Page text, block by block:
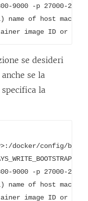
9000 -p 27000-
name of host
image ID or tag>
se desideri
se la
la
docker/config/
9000 -p 27000-
name of host
image ID or tag>